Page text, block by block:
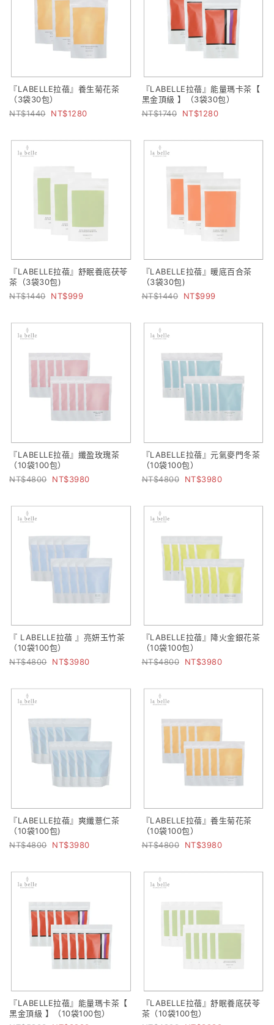
『LABELLE拉蓓』養生菊花茶
（3袋30包）
1440
1280
『LABELLE拉蓓』能量瑪卡茶【
黑金頂級 】（3袋30包）
1740
1280
『LABELLE拉蓓』舒眠養底茯苓
茶（3袋30包)
1440
999
『LABELLE拉蓓』暖底百合茶
（3袋30包)
1440
999
『LABELLE拉蓓』纖盈玫瑰茶
（10袋100包）
4800
3980
『LABELLE拉蓓』元氣麥門冬茶
（10袋100包）
4800
3980
『 LABELLE拉蓓 』亮妍玉竹茶
（10袋100包）
4800
3980
『LABELLE拉蓓』降火金銀花茶
（10袋100包）
4800
3980
『LABELLE拉蓓』爽纖薏仁茶
（10袋100包)
4800
3980
『LABELLE拉蓓』養生菊花茶
（10袋100包）
4800
3980
『LABELLE拉蓓』能量瑪卡茶【
黑金頂級 】（10袋100包）
『LABELLE拉蓓』舒眠養底茯苓
茶（10袋100包）